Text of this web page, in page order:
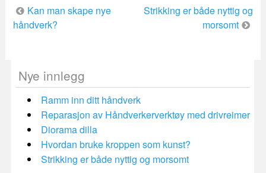
Innleggsnavigering
Kan man skape nye
håndverk?
Strikking er både nyttig og
morsomt
Nye innlegg
Ramm inn ditt håndverk
Reparasjon av Håndverkerverktøy med drivreimer
Diorama dilla
Hvordan bruke kroppen som kunst?
Strikking er både nyttig og morsomt